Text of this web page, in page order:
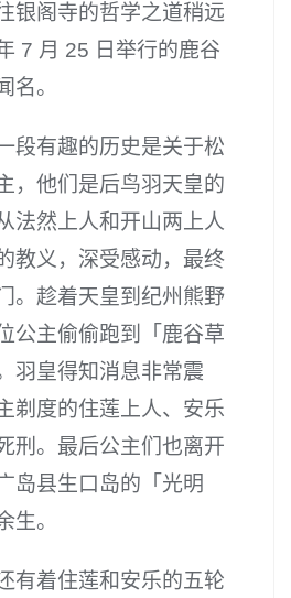
银阁寺的哲学之道稍远
7 月 25 日举行的鹿谷
名。
段有趣的历史是关于松
，他们是后鸟羽天皇的
法然上人和开山两上人
教义，深受感动，最终
。趁着天皇到纪州熊野
公主偷偷跑到「鹿谷草
羽皇得知消息非常震
剃度的住莲上人、安乐
刑。最后公主们也离开
岛县生口岛的「光明
生。
有着住莲和安乐的五轮